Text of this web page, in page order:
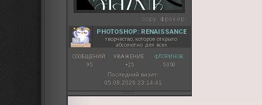
copy: фракир
PHOTOSHOP: RENAISSANCE
творчество, которое открыто
абсолютно для всех
СООБЩЕНИЙ:
95
УВАЖЕНИЕ:
+25
ФЛОРИНОВ:
5 050
Последний визит:
05.08.2026 23:14:41